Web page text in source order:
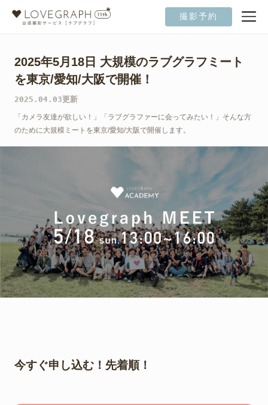
撮影予約
2025年5月18日 大規模のラブグラフミート
を東京/愛知/大阪で開催！
2025.04.03更新
「カメラ友達が欲しい！」「ラブグラファーに会ってみたい！」そんな方
のために大規模ミートを東京/愛知/大阪で開催します。
今すぐ申し込む！先着順！